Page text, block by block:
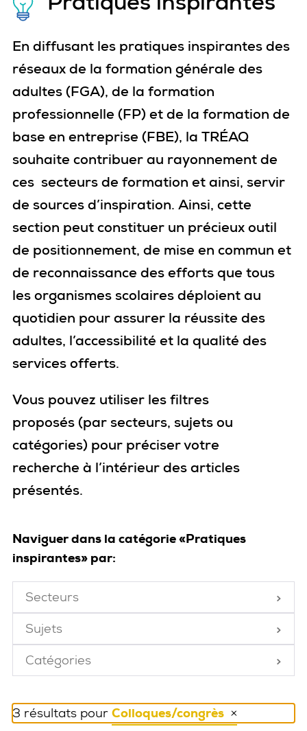
En diffusant les pratiques inspirantes des
réseaux de la formation générale des
adultes (FGA), de la formation
professionnelle (FP) et de la formation de
base en entreprise (FBE), la TRÉAQ
souhaite contribuer au rayonnement de
ces secteurs de formation et ainsi, servir
de sources d’inspiration. Ainsi, cette
section peut constituer un précieux outil
de positionnement, de mise en commun et
de reconnaissance des efforts que tous
les organismes scolaires déploient au
quotidien pour assurer la réussite des
adultes, l’accessibilité et la qualité des
services offerts.
Vous pouvez utiliser les filtres
proposés(par secteurs, sujets ou
catégories) pour préciser votre
recherche à l’intérieur des articles
présentés.
Naviguer dans la catégorie «Pratiques
inspirantes» par:
Secteurs
Fermé
Sujets
Fermé
Catégories
Fermé
3 résultats pour Colloques/congrès
Réinitialiser ce filtre